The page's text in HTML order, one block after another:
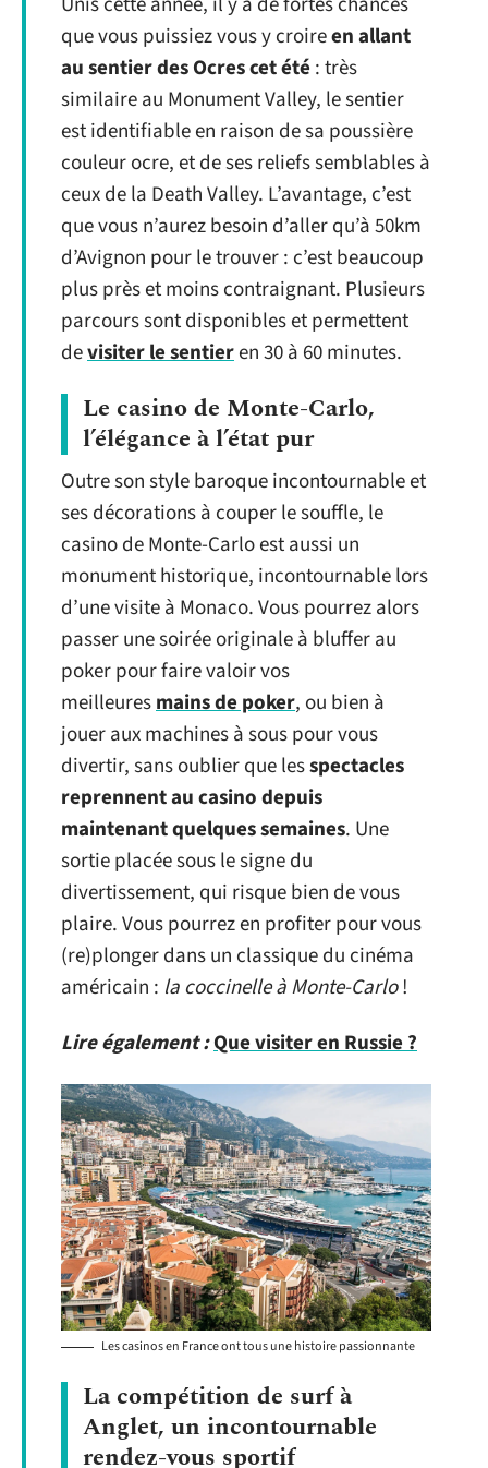
que vous puissiez vous y croireen allant
au sentier des Ocres cet été : très
similaire au Monument Valley, le sentier
est identifiable en raison de sa poussière
couleur ocre, et de ses reliefs semblables à
ceux de la Death Valley. L’avantage, c’est
que vous n’aurez besoin d’aller qu’à 50km
d’Avignon pour le trouver : c’est beaucoup
plus près et moins contraignant. Plusieurs
parcours sont disponibles et permettent
devisiter le sentieren 30 à 60 minutes.
Le casino de Monte-Carlo,
l’élégance à l’état pur
Outre son style baroque incontournable et
ses décorations à couper le souffle, le
casino de Monte-Carlo est aussi un
monument historique, incontournable lors
d’une visite à Monaco. Vous pourrez alors
passer une soirée originale à bluffer au
poker pour faire valoir vos
meilleuresmains de poker, ou bien à
jouer aux machines à sous pour vous
divertir, sans oublier que lesspectacles
reprennent au casino depuis
maintenant quelques semaines. Une
sortie placée sous le signe du
divertissement, qui risque bien de vous
plaire. Vous pourrez en profiter pour vous
(re)plonger dans un classique du cinéma
américain : la coccinelle à Monte-Carlo!
Lire également :Que visiter en Russie ?
Les casinos en France ont tous une histoire passionnante
La compétition de surf à
Anglet, un incontournable
rendez-vous sportif